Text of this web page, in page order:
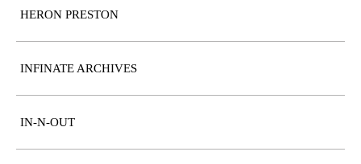
HERON PRESTON
INFINATE ARCHIVES
IN-N-OUT